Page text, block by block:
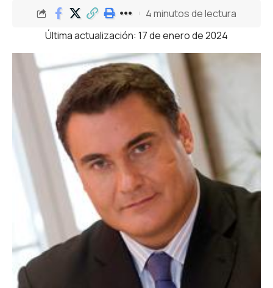
Última actualización: 17 de enero de 2024
4 minutos de lectura